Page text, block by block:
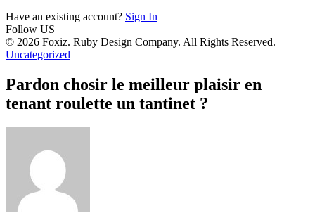
Have an existing account? Sign In
Follow US
© 2026 Foxiz. Ruby Design Company. All Rights Reserved.
Uncategorized
Pardon chosir le meilleur plaisir en
tenant roulette un tantinet ?